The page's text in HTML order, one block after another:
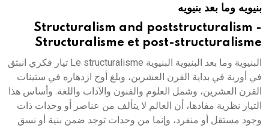
هيئة الموسوعة العربية تطلق موسوعات جديدة في عام 2026بنيويه وما بعد بنيويه
Structuralism and poststructuralism -
Structuralisme et post-structuralisme
البنيوية وما بعد البنيوية البنيوية Le structuralisme تيار فكري انبثق
في أوربة في بداية القرن العشرين، وبلغ أوج ازدهاره في ستينات
القرن العشرين، وشمل العلوم والفنون والآداب واللغة. وأساس هذا
التيار نظرية مفادها، أن العالم لا يتألف من عناصر أو وحدات ذات
وجود مستقل أو منفرد، وإنما من وحدات توجد ضمن بنية أو نسق